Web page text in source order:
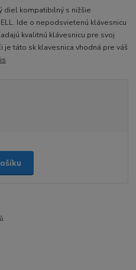
diel kompatibilný s nižšie
Ide o nepodsvietenú klávesnicu
kvalitnú klávesnicu pre svoj
táto sk klavesnica vhodná pre váš